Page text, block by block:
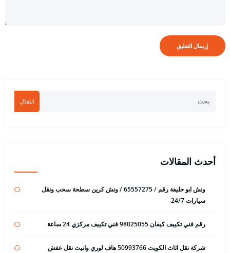
انتقال
أحدث المقالات
ونش ابو حليفة رقم / 65557275 / ونش كرين سطحة سحب ونقل
سيارات 24/7
رقم فني تكييف كيفان 98025055 فني تكييف مركزي 24 ساعة
شركة نقل اثاث الكويت 50993766 هاف لوري وانيت نقل عفش